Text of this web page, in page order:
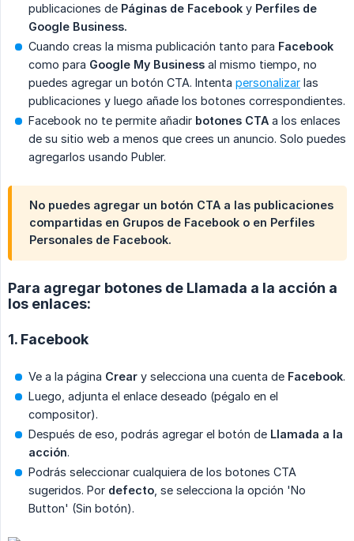
publicaciones de Páginas de Facebook y Perfiles de
Google Business.
Cuando creas la misma publicación tanto para Facebook
como para Google My Business al mismo tiempo, no
puedes agregar un botón CTA. Intenta personalizar las
publicaciones y luego añade los botones correspondientes.
Facebook no te permite añadir botones CTA a los enlaces
de su sitio web a menos que crees un anuncio. Solo puedes
agregarlos usando Publer.
No puedes agregar un botón CTA a las publicaciones
compartidas en Grupos de Facebook o en Perfiles
Personales de Facebook.
Para agregar botones de Llamada a la acción a
los enlaces:
1. Facebook
Ve a la página Crear y selecciona una cuenta de Facebook.
Luego, adjunta el enlace deseado (pégalo en el
compositor).
Después de eso, podrás agregar el botón de Llamada a la
acción.
Podrás seleccionar cualquiera de los botones CTA
sugeridos. Por defecto , se selecciona la opción 'No
Button' (Sin botón).